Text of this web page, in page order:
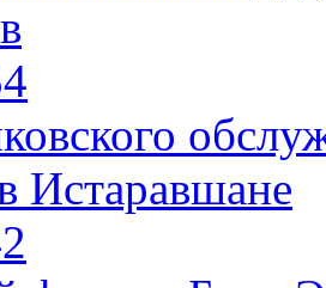
Истаравшане